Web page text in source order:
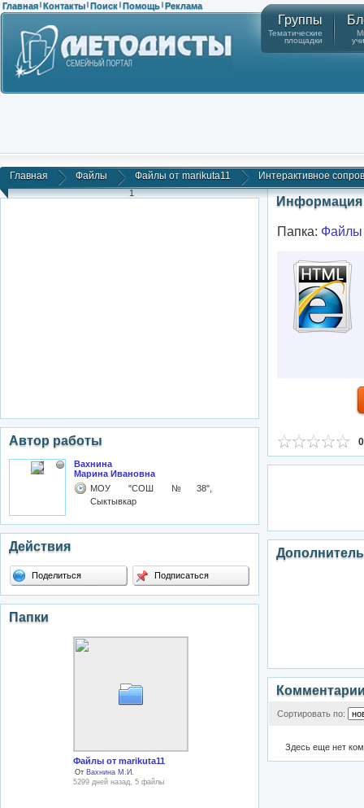
Главная | Контакты | Поиск | Помощь | Реклама
Группы
Тематические
площадки
Главная Файлы Файлы от marikuta11 Интерактивное
1
Автор работы
Вахнина
Марина Ивановна
МОУ "СОШ №38",
Сыктывкар
Действия
Поделиться Подписаться
Папки
Файлы от marikuta11
От Вахнина М.И.
5299 дней назад, 5 файлы
Информация
Папка: Файлы
Сортировать по:
Здесь еще нет